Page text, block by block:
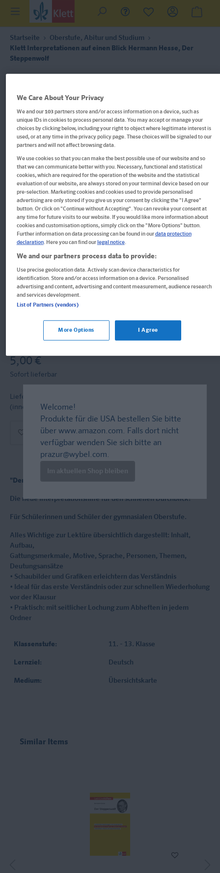
Startseite
Oberstufe, Abitur und Studium
Klett Interpretationen auf einen Blick Hermann Hesse, Der
Steppenwolf
Klett Interpretationen auf einen
Blick Hermann Hesse, Der
Steppenwolf
Lektüre schnell kapiert (Lektürehilfen)
Format: 23,6 x 29,8 cm, 6 Seiten
ISBN: 978-3-12-923162-3
5,00 €
Sofort lieferbar
Lieferung bei Online-Bestellwert ab € 9,95
(innerh. Deutschlands)
In den Warenkorb
"Der Steppenwolf" - auf einen Blick kapiert!
Die neue Interpretationshilfe für den schnellen Durchblick!
Für Schülerinnen und Schüler der gymnasialen Oberstufe.
Alles Wichtige zur Lektüre übersichtlich dargestellt: Inhalt,
Aufbau,
Gattungsmerkmale, Motive, Sprache, Personen, Themen,
Deutungsansätze
• Schaubilder und Grafiken erleichtern das Verständnis
• Ideal für das erste Verständnis oder zur schnellen Wiederholung
vor der Klausur
• Praktisch: mit seitlicher Lochung zum Abheften in jedem
Ordner
Klassenstufe: 11. - 13. Klasse
Lernziel: Deutsch
Medium: Übersichtskarte
Similar Items
Welcome!
Produkte für die USA bestellen Sie bitte
über www.amazon.com. Falls dort nicht
verfügbar wenden Sie sich bitte an
prazur@wybel.com.
Im aktuellen Shop bleiben
We Care About Your Privacy
We and our103partners store and/or access information on a device, such as
unique IDs in cookies to process personal data. You may accept or manage your
choices by clicking below, including your right to object where legitimate interest is
used, or at any time in the privacy policy page. These choices will be signaled to our
partners and will not affect browsing data.
We use cookies so that you can make the best possible use of our website and so
that we can communicate better with you. Necessary, functional and statistical
cookies, which are required for the operation of the website and the statistical
evaluation of our website, are always stored on your terminal device based on our
pre-selection. Marketing cookies and cookies used to provide personalised
advertising are only stored if you give us your consent by clicking the "I Agree"
button. Or click on "Continue without Accepting". You can revoke your consent at
any time for future visits to our website. If you would like more information about
cookies and customisation options, simply click on the "More Options" button.
Further information on data processing can be found in ourdata protection
declaration. Here you can find our legal notice.
We and our partners process data to provide:
Use precise geolocation data. Actively scan device characteristics for
identification. Store and/or access information on a device. Personalised
advertising and content, advertising and content measurement, audience research
and services development.
List of Partners (vendors)
I Agree
More Options